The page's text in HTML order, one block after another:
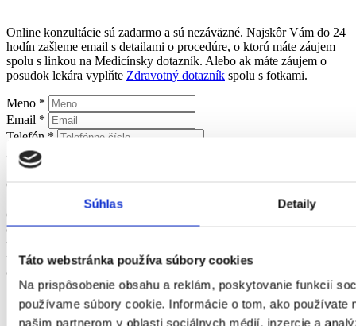
Súhlas Detaily
Táto webstránka používa súbory cookies
Na prispôsobenie obsahu a reklám, poskytovanie funkcií
používame súbory cookie. Informácie o tom, ako používate
našim partnerom v oblasti sociálnych médií, inzercie a
Online konzultácie sú zadarmo a sú nezáväzné. Najskôr Vám do 24
hodín zašleme email s detailami o procedúre, o ktorú máte záujem
spolu s linkou na Medicínsky dotazník. Alebo ak máte záujem o
posudok lekára vyplňte Zdravotný dotazník spolu s fotkami.
Meno *
Email *
Telefón *
Zákrok
Otázky/Správa
Týmto udeľujem súhlas podľa Čl. 6 ods. 1 písm. f) Nariadenia
GDPR a § 13 ods. 1 písm. a) zákona č. 18/2018 Z.z. o ochrane
osobných údajov so spracúvaním a uchovávaním mojich osobných
údajov Hebe centru, za účelom komunikácie. Súhlas udeľujem na
moje osobné údaje v rozsahu meno a priezvisko, email, telefónne
číslo. Udelením súhlasu prehlasujem, že som dovŕšil/a 16 rokov
veku.
súhlasím so zasielaním noviniek
súhlasím s prijímaním ponúkaných noviniek, zliav, bonusov a